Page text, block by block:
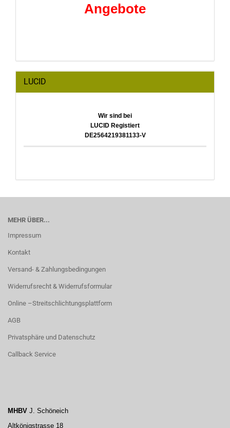
Angebote
LUCID
Wir sind bei
LUCID Registiert
DE2564219381133-V
MEHR ÜBER...
Impressum
Kontakt
Versand- & Zahlungsbedingungen
Widerrufsrecht & Widerrufsformular
Online –Streitschlichtungsplattform
AGB
Privatsphäre und Datenschutz
Callback Service
MHBV J. Schöneich
Altkönigstrasse 18